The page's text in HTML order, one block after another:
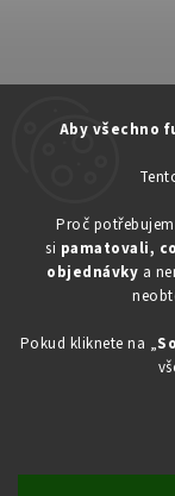
Aby všechno
Proč
si pamatovali,
objednávky a
Pokud kliknete na „
Copyright